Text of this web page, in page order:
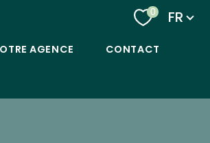
0 FR
AGENCE CONTACT